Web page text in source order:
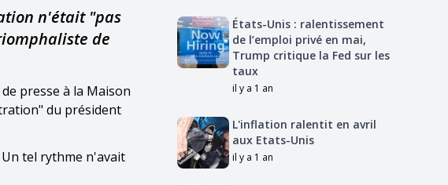
n'était "pas
de
presse à la Maison
du président
Un tel rythme n'avait
États-Unis : ralentissement
de l’emploi privé en mai,
Trump critique la Fed sur les
taux
il y a 1 an
L'inflation ralentit en avril
aux Etats-Unis
il y a 1 an